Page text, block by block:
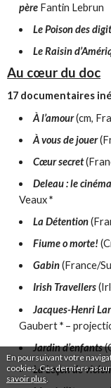
En poursuivant votre
cookies. Ces derniers
savoir plus
pèreFantin Lebrun
Le Poison des
Le Raisin
Au cœur du doc
17 documentaires
À l’amour(cm,
À vous de jouer
Cœur secret
Deleau : le
Veaux*
La Détention
Fiume o morte!
Gabin(France/
Irish Travellers
Jacques-Henri
Gaubert*–
Jardin d’enfants
La Leçon de violon